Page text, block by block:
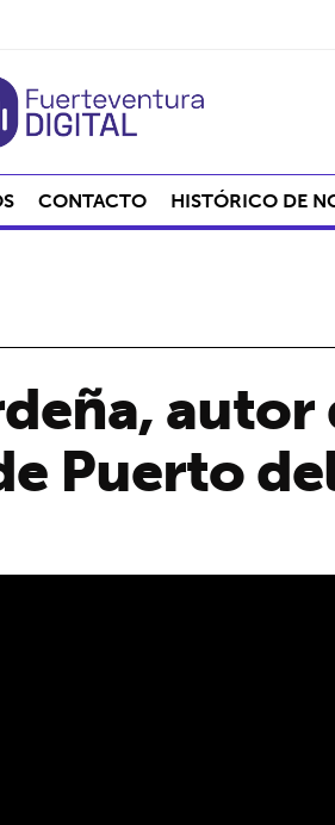
CONTACTO HISTÓRICO DE
autor
Puerto